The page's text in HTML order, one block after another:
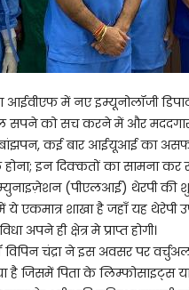
आईवीएफ में नए इम्यूनोलॉजी
सपने को सच करने में और मददगार
के बांझपन, कई बार आईयूआई का
इन दिक्कतों का सामना कर
(पीएलआई) थेरपी की
ये एकमात्र शाखा है जहाँ यह थेरेपी
अपने ही क्षेत्र मे प्राप्त होगी।
चंद्रा ने इस अवसर पर
है जिसमें पिता के लिम्फोसाइट्स